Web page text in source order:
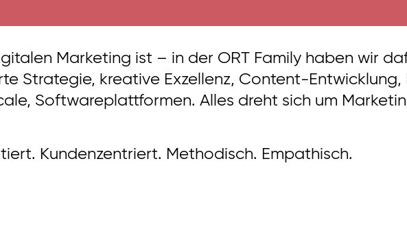
Marketing ist – in der ORT Family haben wir
Strategie, kreative Exzellenz, Content-
Softwareplattformen. Alles dreht sich um
Kundenzentriert. Methodisch. Empathisch.